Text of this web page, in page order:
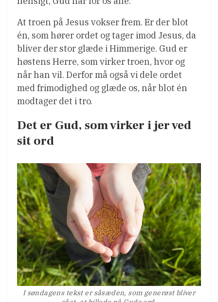
At troen på Jesus vokser frem. Er der blot
én, som hører ordet og tager imod Jesus, da
bliver der stor glæde i Himmerige. Gud er
høstens Herre, som virker troen, hvor og
når han vil. Derfor må også vi dele ordet
med frimodighed og glæde os, når blot én
modtager det i tro.
Det er Gud, som virker i jer ved
sit ord
I søndagens tekst er såsæden, som generøst bliver